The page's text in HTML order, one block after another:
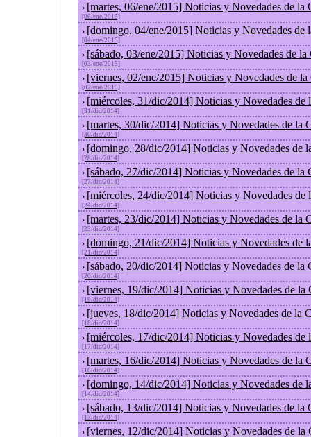
› [martes, 06/ene/2015] Noticias y Novedades de la
[06/ene/2015]
› [domingo, 04/ene/2015] Noticias y Novedades de
[04/ene/2015]
› [sábado, 03/ene/2015] Noticias y Novedades de la
[03/ene/2015]
› [viernes, 02/ene/2015] Noticias y Novedades de
[02/ene/2015]
› [miércoles, 31/dic/2014] Noticias y Novedades de
[31/dic/2014]
› [martes, 30/dic/2014] Noticias y Novedades de la
[30/dic/2014]
› [domingo, 28/dic/2014] Noticias y Novedades de
[28/dic/2014]
› [sábado, 27/dic/2014] Noticias y Novedades de la
[27/dic/2014]
› [miércoles, 24/dic/2014] Noticias y Novedades de
[24/dic/2014]
› [martes, 23/dic/2014] Noticias y Novedades de la
[23/dic/2014]
› [domingo, 21/dic/2014] Noticias y Novedades de
[21/dic/2014]
› [sábado, 20/dic/2014] Noticias y Novedades de la
[20/dic/2014]
› [viernes, 19/dic/2014] Noticias y Novedades de la
[19/dic/2014]
› [jueves, 18/dic/2014] Noticias y Novedades de la
[18/dic/2014]
› [miércoles, 17/dic/2014] Noticias y Novedades de
[17/dic/2014]
› [martes, 16/dic/2014] Noticias y Novedades de la
[16/dic/2014]
› [domingo, 14/dic/2014] Noticias y Novedades de
[14/dic/2014]
› [sábado, 13/dic/2014] Noticias y Novedades de la
[13/dic/2014]
› [viernes, 12/dic/2014] Noticias y Novedades de la